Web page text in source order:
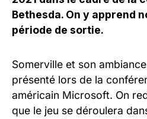
Bethesda. On y apprend
période de sortie.
Somerville et son
présenté lors de la
américain Microsoft. On
que le jeu se déroulera